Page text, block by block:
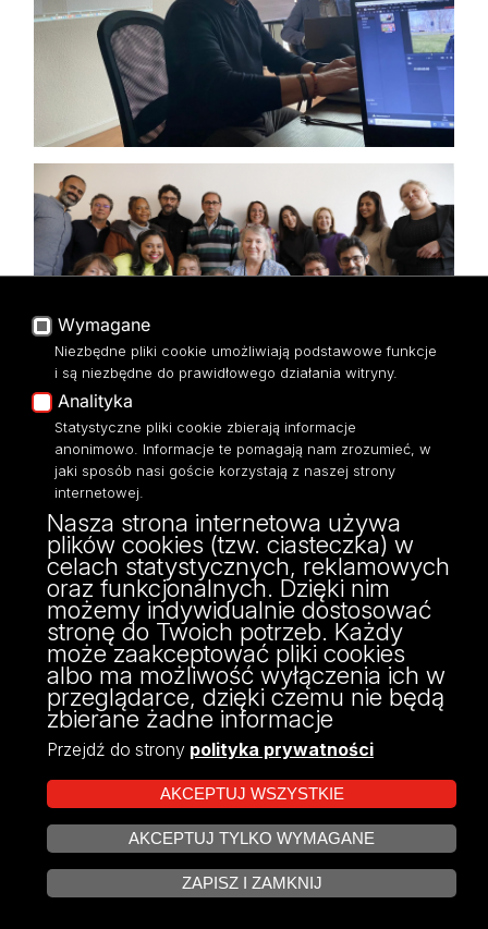
Intercultural
competence
development for adult
education (intcult)
The European Commission support for the
production of this publication does not constitute
Wymagane
Niezbędne pliki cookie umożliwiają podstawowe funkcje
i są niezbędne do prawidłowego działania witryny.
Analityka
Statystyczne pliki cookie zbierają informacje
anonimowo. Informacje te pomagają nam zrozumieć, w
jaki sposób nasi goście korzystają z naszej strony
internetowej.
Nasza strona internetowa używa
plików cookies (tzw. ciasteczka) w
celach statystycznych, reklamowych
oraz funkcjonalnych. Dzięki nim
możemy indywidualnie dostosować
stronę do Twoich potrzeb. Każdy
może zaakceptować pliki cookies
albo ma możliwość wyłączenia ich w
przeglądarce, dzięki czemu nie będą
zbierane żadne informacje
Przejdź do strony polityka prywatności
AKCEPTUJ WSZYSTKIE
AKCEPTUJ TYLKO WYMAGANE
ZAPISZ I ZAMKNIJ
ZARZĄDZAJ COOKIES